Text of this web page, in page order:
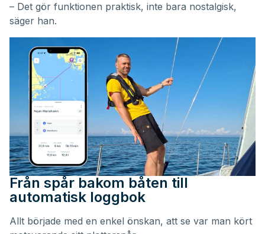
– Det gör funktionen praktisk, inte bara nostalgisk,
säger han.
Från spår bakom båten till
automatisk loggbok
Allt började med en enkel önskan, att se var man kört